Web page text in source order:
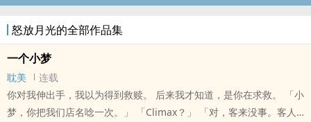
怒放月光的全部作品集
一个小梦
耽美
连载
你对我伸出手，我以为得到救赎。 后来我才知道，是你在求救。 「小
梦，你把我们店名唸一次。」 「Climax？」 「对，客来没事。客人